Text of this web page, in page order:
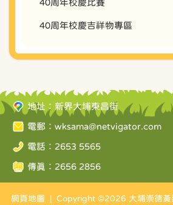
40周年校慶比賽
40周年校慶吉祥物專區
地址：新界大埔東昌街
電郵： wksama@netvigator.com
電話：2653 5565
傳真：2656 2856
網頁地圖 | Copyright ©2026 大埔崇德黃